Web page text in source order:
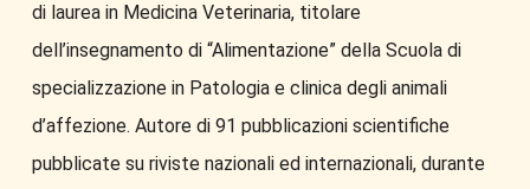
di laurea in Medicina Veterinaria, titolare
dell’insegnamento di “Alimentazione” della Scuola di
specializzazione in Patologia e clinica degli animali
d’affezione. Autore di 91 pubblicazioni scientifiche
pubblicate su riviste nazionali ed internazionali, durante